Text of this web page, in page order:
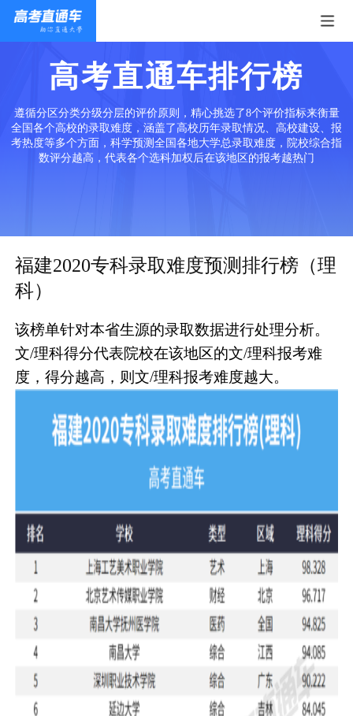
高考直通车排行榜
遵循分区分类分级分层的评价原则，精心挑选了8个评价指标来衡量
全国各个高校的录取难度，涵盖了高校历年录取情况、高校建设、报
考热度等多个方面，科学预测全国各地大学总录取难度，院校综合指
数评分越高，代表各个选科加权后在该地区的报考越热门
福建2020专科录取难度预测排行榜（理
科）
该榜单针对本省生源的录取数据进行处理分析。
文/理科得分代表院校在该地区的文/理科报考难
度，得分越高，则文/理科报考难度越大。